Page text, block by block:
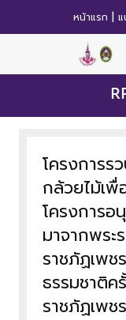
หน้าแรก |
โครงการร
กล้วยไม้เ
โครงการ
มาจากพระ
ราชภัฏเพ
ธรรมชาติ
ราชภัฏเพช